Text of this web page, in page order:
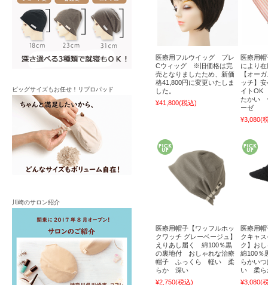
医療用フルウイッグ プレ
Cウィッグ ※旧価格は完
売となりましたため、新価
格41,800円に変更いたしま
した。
¥41,800(税込)
医療用
により
【オー
ッチ】
イト
たかい
ーゼ
¥3,080(
医療用帽子【ワッフルホッ
クワッチ グレーベージュ】
えりあし届く 綿100％黒
の裏地付 おしゃれな治療
帽子 ふっくら 軽い 柔
らか 深い
¥2,750(税込)
医療用
クキャ
ク】お
綿100％
らかい
い 柔
¥3,080(
ビッグサイズもお任せ！リプロパッド
川崎のサロン紹介